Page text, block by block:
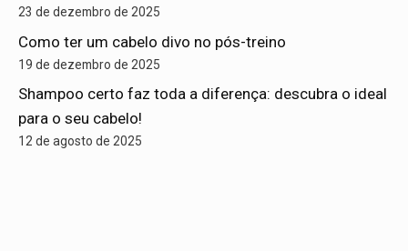
23 de dezembro de 2025
Como ter um cabelo divo no pós-treino
19 de dezembro de 2025
Shampoo certo faz toda a diferença: descubra o ideal
para o seu cabelo!
12 de agosto de 2025